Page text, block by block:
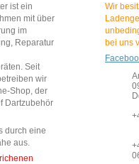
ist ein
mit über
im
Reparatur
Seit
wir
Shop, der
Dartzubehör
durch eine
aus.
Wir
bei uns